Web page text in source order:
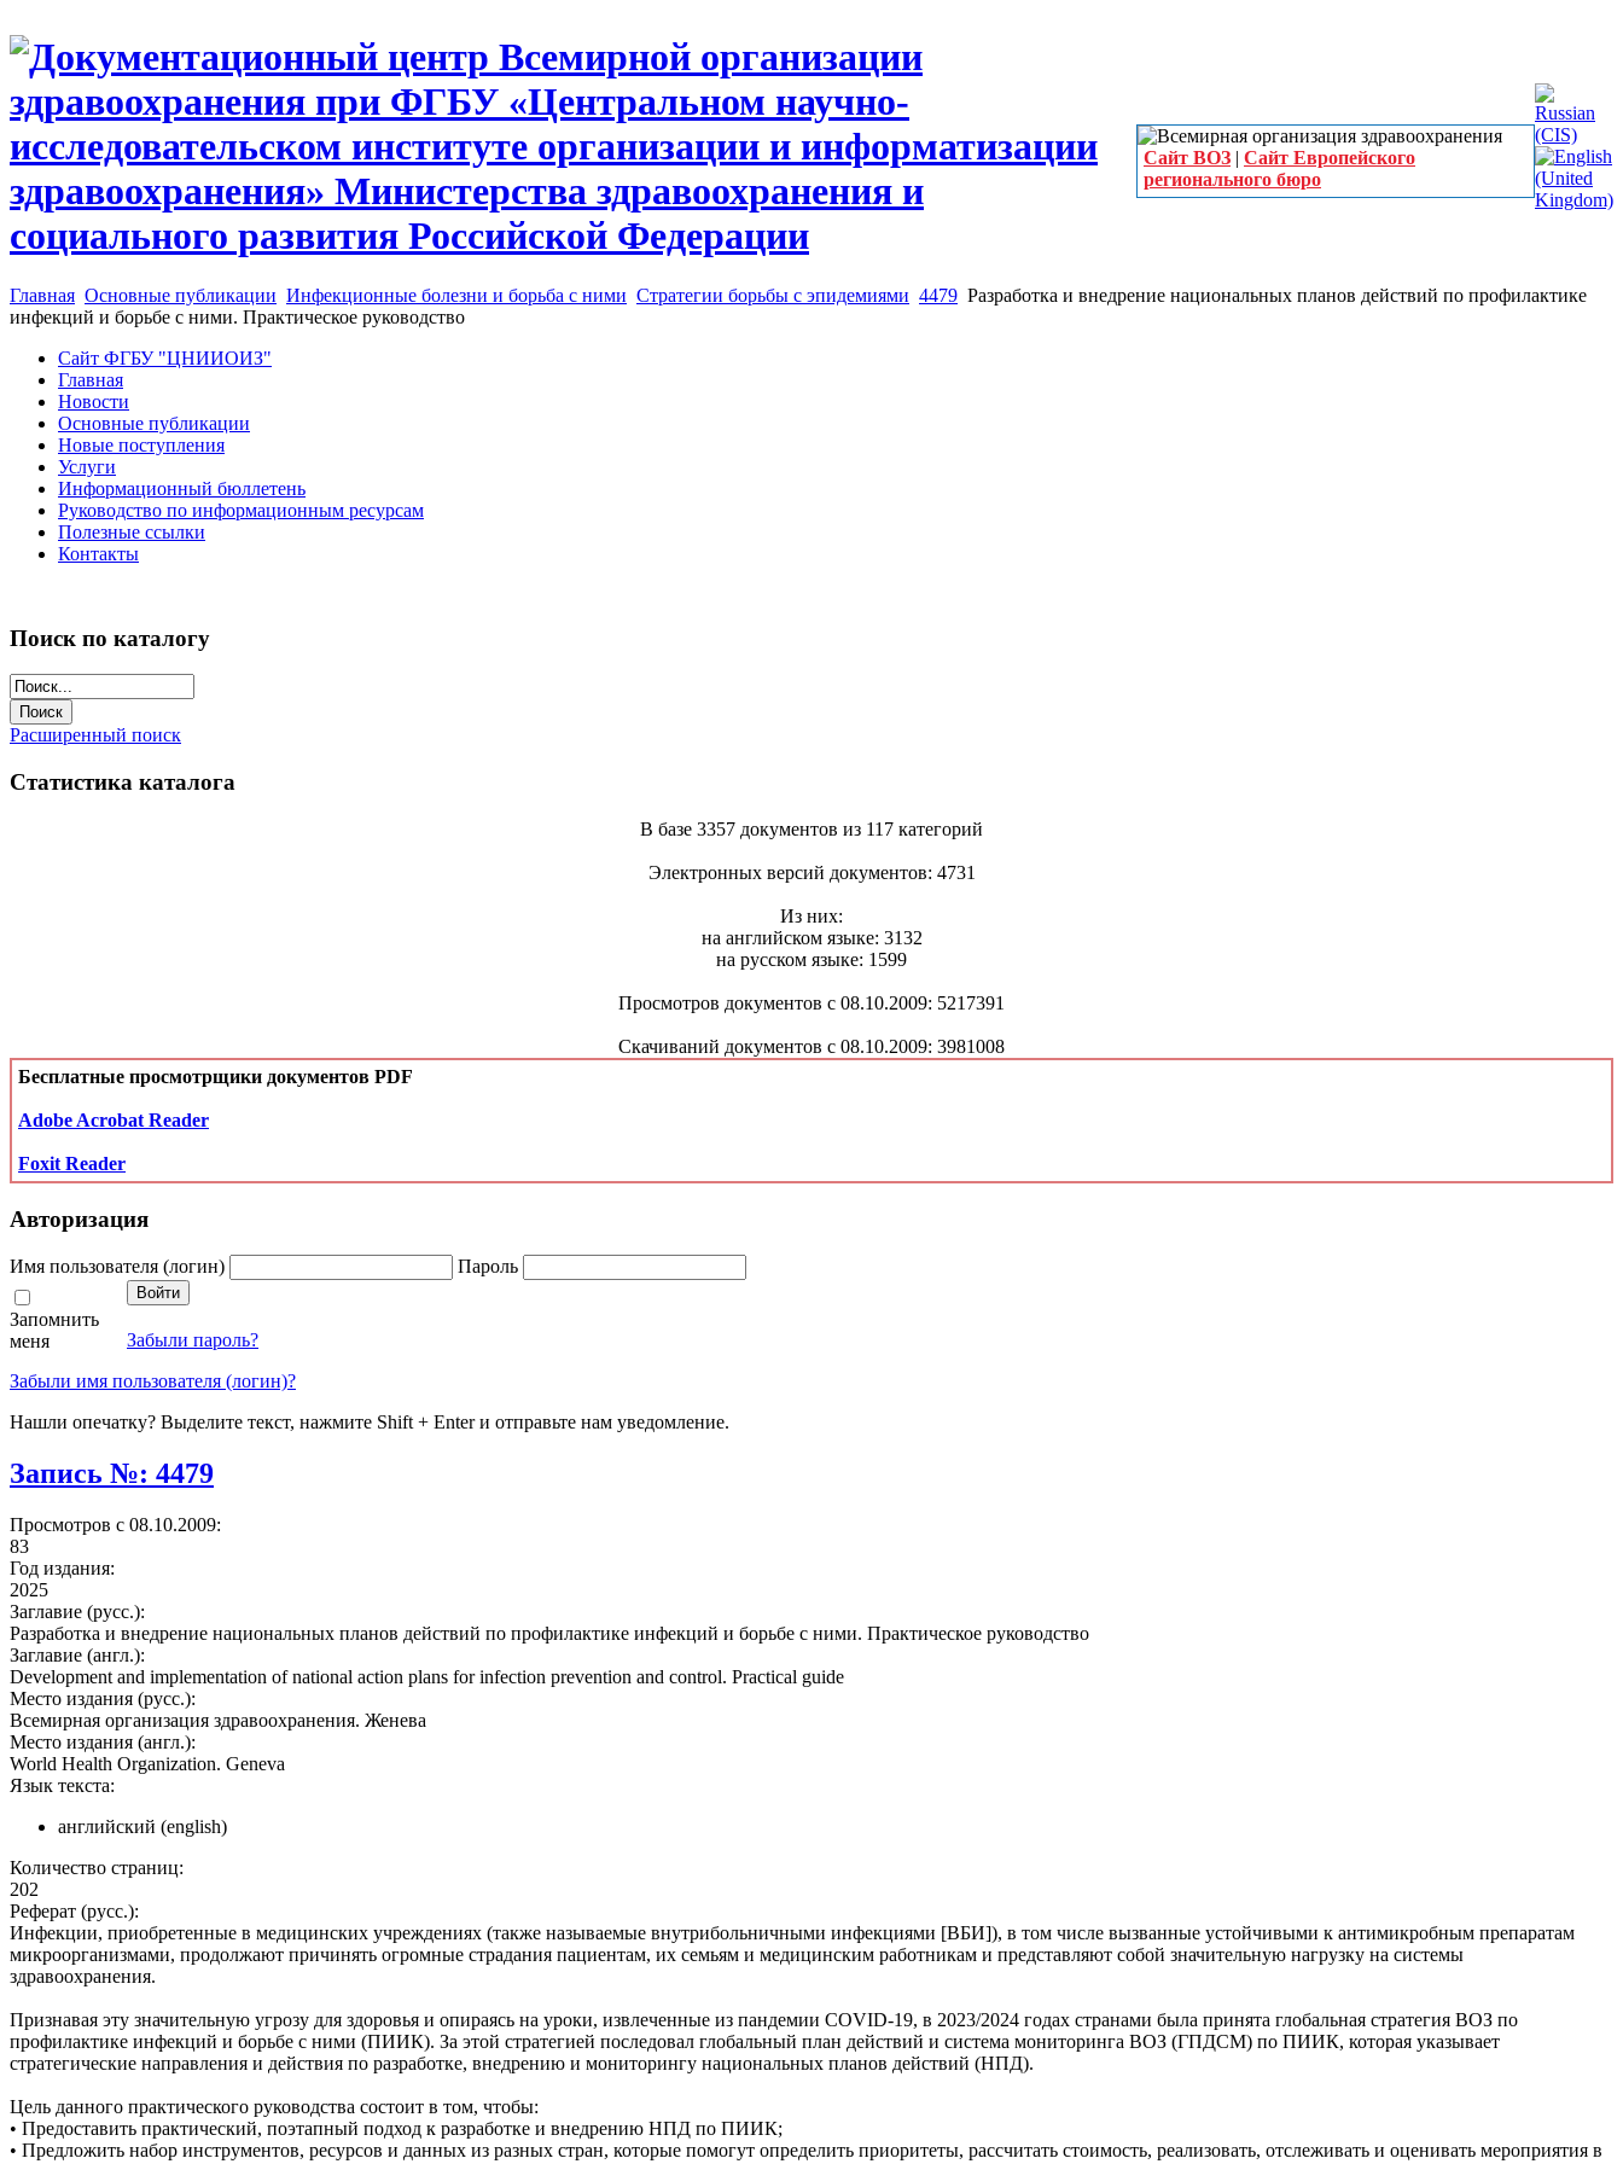
Сайт ВОЗ | Сайт Европейского
регионального бюро
Главная Основные публикации Инфекционные болезни и борьба с ними Стратегии борьбы с эпидемиями 4479 Разработка и внедрение национальных планов действий по профилактике
инфекций и борьбе с ними. Практическое руководство
Сайт ФГБУ "ЦНИИОИЗ"
Главная
Новости
Основные публикации
Новые поступления
Услуги
Информационный бюллетень
Руководство по информационным ресурсам
Полезные ссылки
Контакты
Поиск по каталогу
Расширенный поиск
Статистика каталога
В базе 3357 документов из 117 категорий
Электронных версий документов: 4731
Из них:
на английском языке: 3132
на русском языке: 1599
Просмотров документов с 08.10.2009: 5217391
Скачиваний документов с 08.10.2009: 3981008
Бесплатные просмотрщики документов PDF
Adobe Acrobat Reader
Foxit Reader
Авторизация
Имя пользователя (логин) Пароль
Запомнить
меня
Забыли пароль?
Забыли имя пользователя (логин)?
Нашли опечатку? Выделите текст, нажмите Shift + Enter и отправьте нам уведомление.
Запись №: 4479
Просмотров с 08.10.2009:
83
Год издания:
2025
Заглавие (русс.):
Разработка и внедрение национальных планов действий по профилактике инфекций и борьбе с ними. Практическое руководство
Заглавие (англ.):
Development and implementation of national action plans for infection prevention and control. Practical guide
Место издания (русс.):
Всемирная организация здравоохранения. Женева
Место издания (англ.):
World Health Organization. Geneva
Язык текста:
английский (english)
Количество страниц:
202
Реферат (русс.):
Инфекции, приобретенные в медицинских учреждениях (также называемые внутрибольничными инфекциями [ВБИ]), в том числе вызванные устойчивыми к антимикробным препаратам
микроорганизмами, продолжают причинять огромные страдания пациентам, их семьям и медицинским работникам и представляют собой значительную нагрузку на системы
здравоохранения.
Признавая эту значительную угрозу для здоровья и опираясь на уроки, извлеченные из пандемии COVID-19, в 2023/2024 годах странами была принята глобальная стратегия ВОЗ по
профилактике инфекций и борьбе с ними (ПИИК). За этой стратегией последовал глобальный план действий и система мониторинга ВОЗ (ГПДСМ) по ПИИК, которая указывает
стратегические направления и действия по разработке, внедрению и мониторингу национальных планов действий (НПД).
Цель данного практического руководства состоит в том, чтобы:
• Предоставить практический, поэтапный подход к разработке и внедрению НПД по ПИИК;
• Предложить набор инструментов, ресурсов и данных из разных стран, которые помогут определить приоритеты, рассчитать стоимость, реализовать, отслеживать и оценивать мероприятия в